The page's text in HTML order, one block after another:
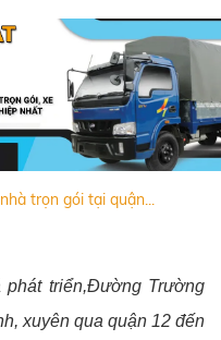
trọn gói tại quận...
triển,Đường Trường
xuyên qua quận 12 đến